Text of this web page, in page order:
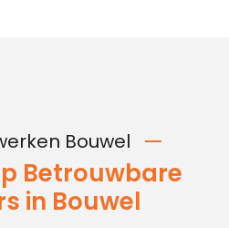
Bouwel
Betrouwbare
in Bouwel